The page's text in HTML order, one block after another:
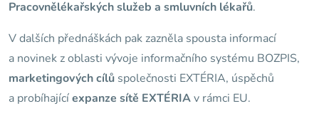
Pracovnělékařských služeb a smluvních lékařů.
V dalších přednáškách pak zazněla spousta informací
a novinek z oblasti vývoje informačního systému BOZPIS,
marketingových cílů společnosti EXTÉRIA, úspěchů
a probíhajícíexpanze sítě EXTÉRIAv rámci EU.